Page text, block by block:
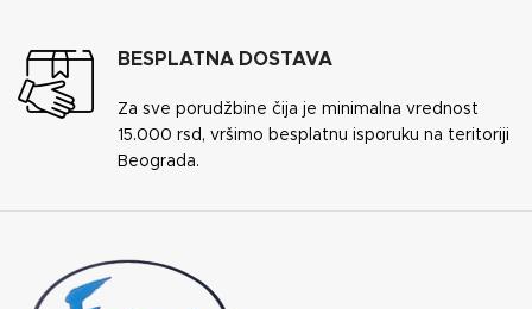
BESPLATNA DOSTAVA
Za sve porudžbine čija je minimalna vrednost
15.000 rsd, vršimo besplatnu isporuku na teritoriji
Beograda.